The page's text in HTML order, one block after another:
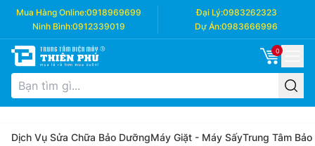
Mua Hàng Online:0918969699 Đại Lý:0983262323
Ninh Bình:0912339019 Dự Án:0983666996
0
Dịch Vụ Sửa Chữa Bảo DưỡngMáy Giặt - Máy SấyTrung Tâm Bảo